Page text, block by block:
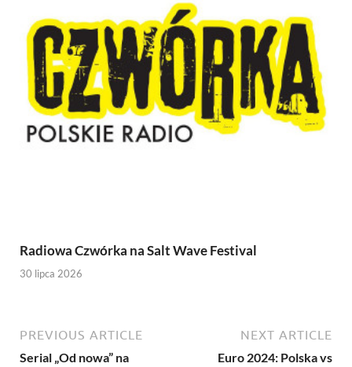
Radiowa Czwórka na Salt Wave Festival
30 lipca 2026
PREVIOUS ARTICLE
Serial „Od nowa” na
NEXT ARTICLE
Euro 2024: Polska vs